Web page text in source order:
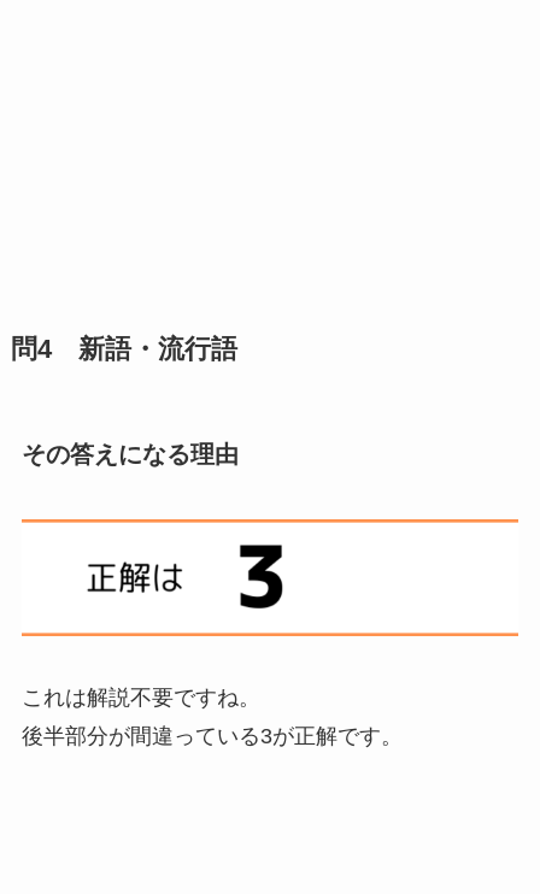
問4 新語・流行語
その答えになる理由
これは解説不要ですね。
後半部分が間違っている3が正解です。